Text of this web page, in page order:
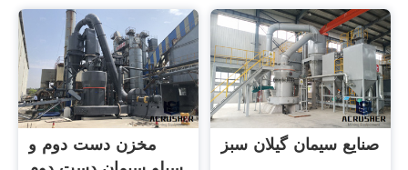
مخزن دست دوم و
صنایع سیمان گیلان سبز